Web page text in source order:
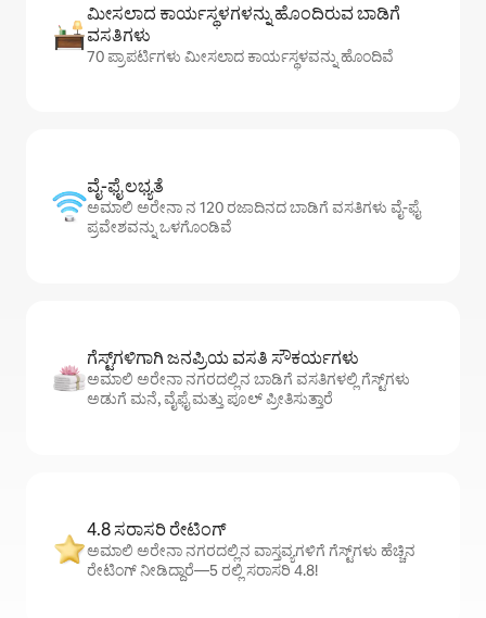
ಮೀಸಲಾದ ಕಾರ್ಯಸ್ಥಳಗಳನ್ನು ಹೊಂದಿರುವ ಬಾಡಿಗೆ
ವಸತಿಗಳು
70 ಪ್ರಾಪರ್ಟಿಗಳು ಮೀಸಲಾದ ಕಾರ್ಯಸ್ಥಳವನ್ನು ಹೊಂದಿವೆ
ವೈ-ಫೈ ಲಭ್ಯತೆ
ಅಮಾಲಿ ಅರೇನಾ ನ 120 ರಜಾದಿನದ ಬಾಡಿಗೆ ವಸತಿಗಳು ವೈ-ಫೈ
ಪ್ರವೇಶವನ್ನು ಒಳಗೊಂಡಿವೆ
ಗೆಸ್ಟ್‌ಗಳಿಗಾಗಿ ಜನಪ್ರಿಯ ವಸತಿ ಸೌಕರ್ಯಗಳು
ಅಮಾಲಿ ಅರೇನಾ ನಗರದಲ್ಲಿನ ಬಾಡಿಗೆ ವಸತಿಗಳಲ್ಲಿ ಗೆಸ್ಟ್‌ಗಳು
ಅಡುಗೆ ಮನೆ, ವೈಫೈ ಮತ್ತು ಪೂಲ್ ಪ್ರೀತಿಸುತ್ತಾರೆ
4.8 ಸರಾಸರಿ ರೇಟಿಂಗ್
ಅಮಾಲಿ ಅರೇನಾ ನಗರದಲ್ಲಿನ ವಾಸ್ತವ್ಯಗಳಿಗೆ ಗೆಸ್ಟ್‌ಗಳು ಹೆಚ್ಚಿನ
ರೇಟಿಂಗ್ ನೀಡಿದ್ದಾರೆ—5 ರಲ್ಲಿ ಸರಾಸರಿ 4.8!